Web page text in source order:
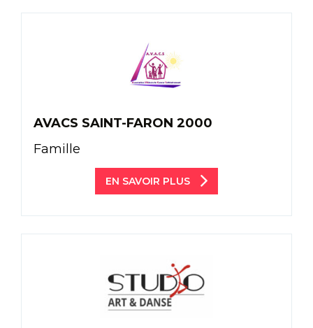
AVACS SAINT-FARON 2000
Famille
EN SAVOIR PLUS